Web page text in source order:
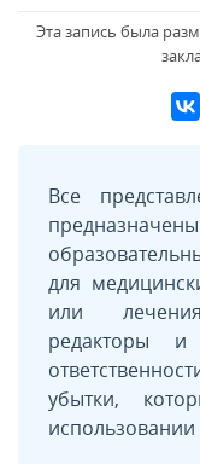
Эта запись была
Все
для
или
редакторы
убытки,
использовании